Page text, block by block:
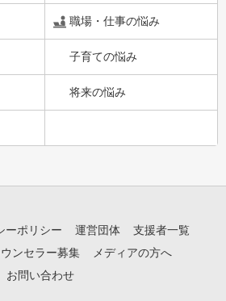
職場・仕事の悩み
子育ての悩み
将来の悩み
ーポリシー 運営団体
支援者一覧
ンセラー募集
メディアの方へ
お問い合わせ